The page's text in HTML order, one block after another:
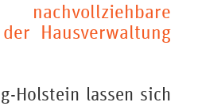
Hausverwaltung
Holstein lassen sich